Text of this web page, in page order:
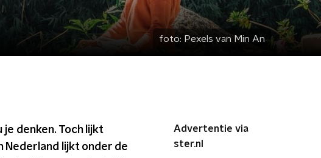
foto: Pexels van Min An
denken. Toch lijkt
Nederland lijkt onder de
Advertentie via
ster.nl